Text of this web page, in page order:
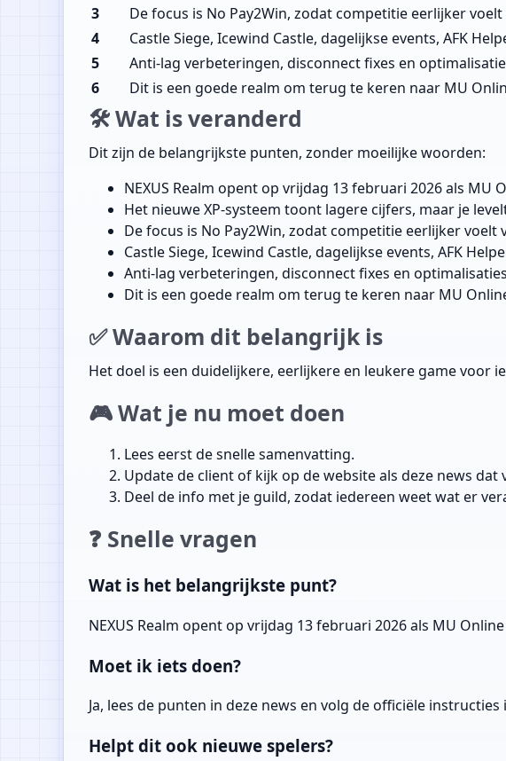
3
De focus is No Pay2Win, zodat competitie eerlijker
4
Castle Siege, Icewind Castle, dagelijkse events, AFK
5
Anti-lag verbeteringen, disconnect fixes en
6
Dit is een goede realm om terug te keren naar MU
🛠️ Wat is veranderd
Dit zijn de belangrijkste punten, zonder moeilijke woorden:
NEXUS Realm opent op vrijdag 13 februari 2026 als MU
Het nieuwe XP-systeem toont lagere cijfers, maar je
De focus is No Pay2Win, zodat competitie eerlijker voelt
Castle Siege, Icewind Castle, dagelijkse events, AFK
Anti-lag verbeteringen, disconnect fixes en
Dit is een goede realm om terug te keren naar MU
✅ Waarom dit belangrijk is
Het doel is een duidelijkere, eerlijkere en leukere game voor
🎮 Wat je nu moet doen
Lees eerst de snelle samenvatting.
Update de client of kijk op de website als deze news dat
Deel de info met je guild, zodat iedereen weet wat er
❓ Snelle vragen
Wat is het belangrijkste punt?
NEXUS Realm opent op vrijdag 13 februari 2026 als MU
Moet ik iets doen?
Ja, lees de punten in deze news en volg de officiële
Helpt dit ook nieuwe spelers?